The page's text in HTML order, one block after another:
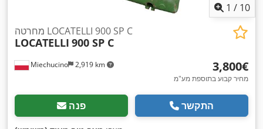
1 / 10
Miechucino 2,919 km
מחרטה LOCATELLI 900 SP C
LOCATELLI 900 SP C
‏3,800 ‏€
מחיר קבוע בתוספת מע"מ
פנה התקשר